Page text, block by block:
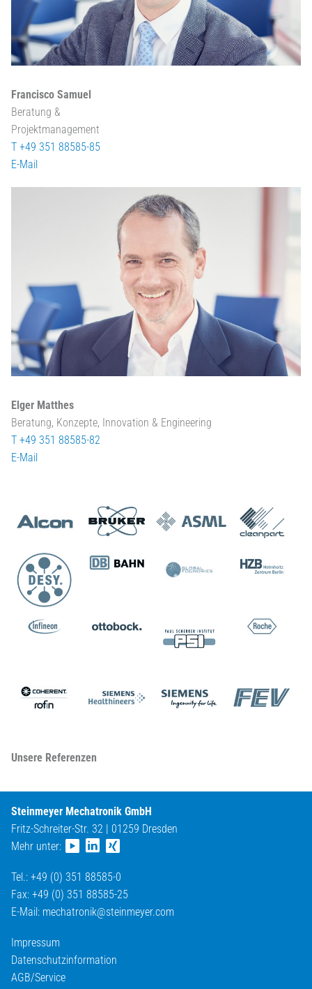
Francisco Samuel
Beratung &
Projektmanagement
T +49 351 88585-85
E-Mail
Elger Matthes
Beratung, Konzepte, Innovation & Engineering
T +49 351 88585-82
E-Mail
Unsere Referenzen
Steinmeyer Mechatronik GmbH
Fritz-Schreiter-Str. 32 | 01259 Dresden
Mehr unter:
Tel.: +49 (0) 351 88585-0
Fax: +49 (0) 351 88585-25
E-Mail: mechatronik@steinmeyer.com
Impressum
Datenschutzinformation
AGB/Service